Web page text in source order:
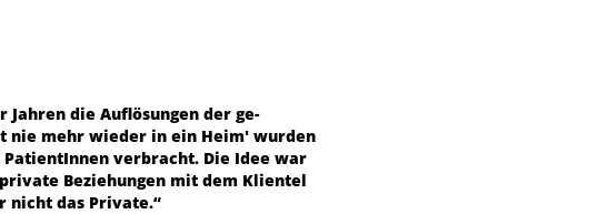
Jahren die Auflösungen der ge­
nie mehr wieder in ein Heim' wurden
verbracht. Die Idee war
Beziehungen mit dem Klientel
nicht das Private.“